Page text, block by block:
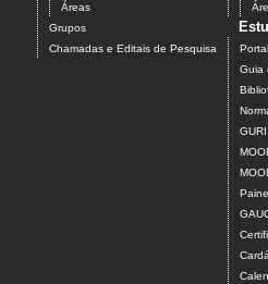
Áreas
Grupos
Chamadas e Editais de Pesquisa
Guia
GURI